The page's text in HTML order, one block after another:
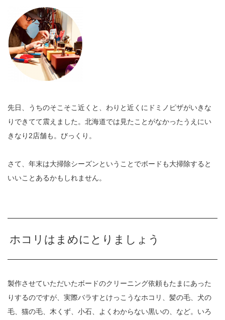
先日、うちのそこそこ近くと、わりと近くにドミノピザがいきな
りできてて震えました。北海道では見たことがなかったうえにい
きなり2店舗も。びっくり。
さて、年末は大掃除シーズンということでボードも大掃除すると
いいことあるかもしれません。
ホコリはまめにとりましょう
製作させていただいたボードのクリーニング依頼もたまにあった
りするのですが、実際バラすとけっこうなホコリ、髪の毛、犬の
毛、猫の毛、木くず、小石、よくわからない黒いの、など。いろ